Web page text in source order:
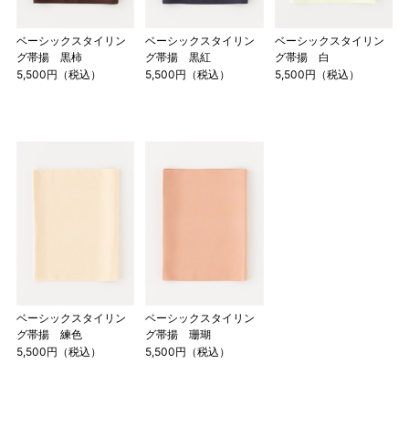
ベーシックスタイリン
グ帯揚 黒柿
5,500円（税込）
ベーシックスタイリン
グ帯揚 黒紅
5,500円（税込）
ベーシックスタイリン
グ帯揚 白
5,500円（税込）
ベーシックスタイリン
グ帯揚 練色
5,500円（税込）
ベーシックスタイリン
グ帯揚 珊瑚
5,500円（税込）